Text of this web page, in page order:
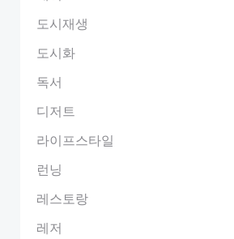
도시재생
도시화
독서
디저트
라이프스타일
런닝
레스토랑
레저